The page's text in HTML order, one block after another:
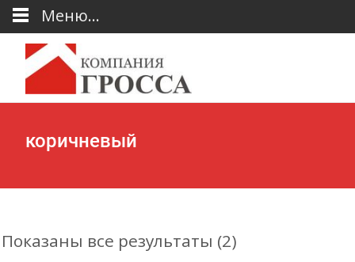
коричневый
Показаны все результаты (2)
Меню...